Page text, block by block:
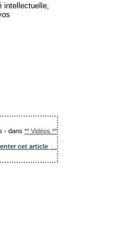
-dans ** Vidéos **
cet article